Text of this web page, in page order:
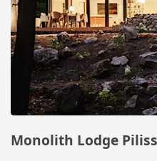
Monolith Lodge